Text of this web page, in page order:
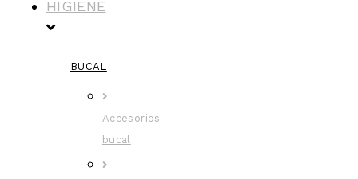
HIGIENE
BUCAL
Accesorios
bucal